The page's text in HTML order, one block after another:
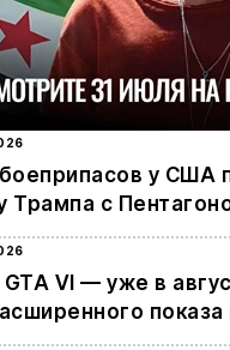
у США
Трампа с
VI — уже в